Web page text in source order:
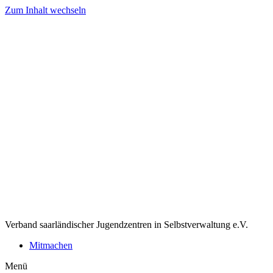
Zum Inhalt wechseln
Verband saarländischer Jugendzentren in Selbstverwaltung e.V.
Mitmachen
Menü